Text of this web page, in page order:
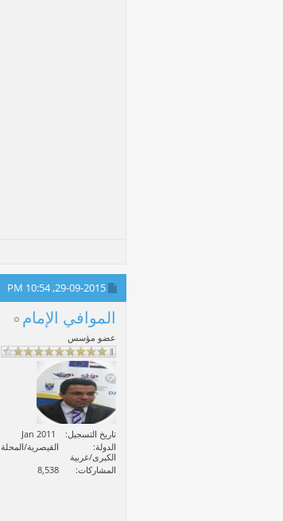
29-09-2015,
10:54 PM
الموافي الإمام
عضو مؤسس
تاريخ التسجيل
Jan 2011
الدولة
القيصرية/المحلة
الكبرى/غربية
المشاركات
8,538